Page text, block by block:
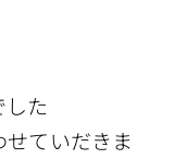
た
ていだきま